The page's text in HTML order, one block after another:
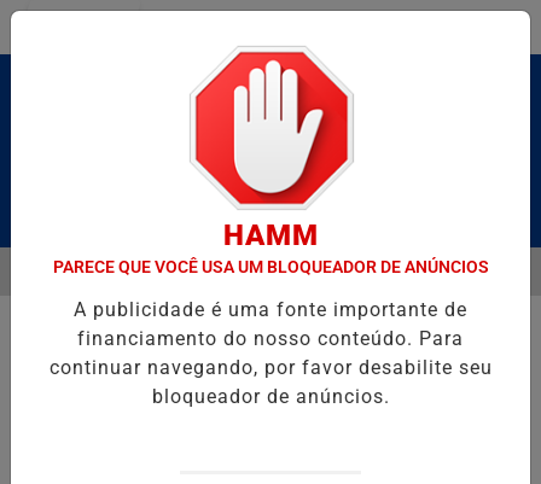
Pesquisar Notícia
HOMENAGEIA UZIEL BUENO NO TERRAÇO MINEIRO
EM ALTA
MENU
HAMM
PARECE QUE VOCÊ USA UM BLOQUEADOR DE ANÚNCIOS
A publicidade é uma fonte importante de
financiamento do nosso conteúdo. Para
continuar navegando, por favor desabilite seu
bloqueador de anúncios.